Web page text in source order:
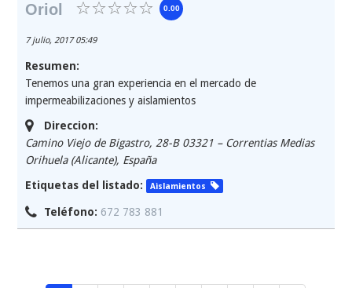
Oriol
0.00
7 julio, 2017 05:49
Resumen:
Tenemos una gran experiencia en el mercado de
impermeabilizaciones y aislamientos
Direccion:
Camino Viejo de Bigastro, 28-B 03321 – Correntias Medias
Orihuela (Alicante), España
Etiquetas del listado:
Aislamientos
Teléfono: 672 783 881